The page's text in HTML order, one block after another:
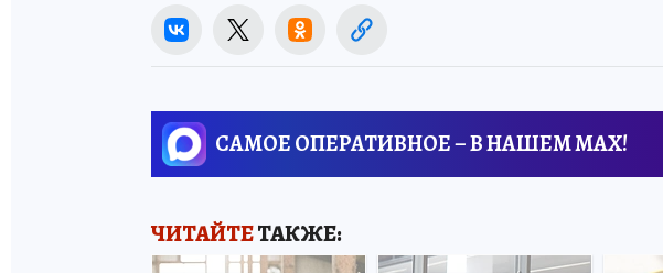
САМОЕ ОПЕРАТИВНОЕ – В НАШЕМ MAX!
ЧИТАЙТЕТАКЖЕ: